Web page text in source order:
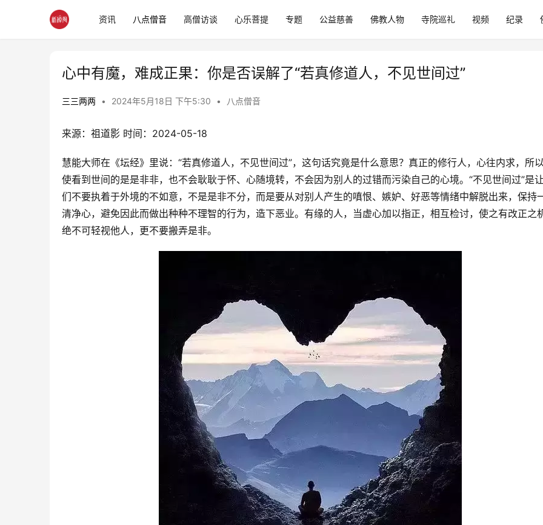
资讯 八点僧音 高僧访谈 心乐菩提 专题 公益慈善 佛教人物 寺院巡礼 视频 纪录
心中有魔，难成正果：你是否误解了“若真修道人，不见世间过”
三三两两 • 2024年5月18日 下午5:30 • 八点僧音
来源：祖道影 时间：2024-05-18
慧能大师在《坛经》里说：“若真修道人，不见世间过”，这句话究竟是什么意思？真正的修行人，心往内求，所
使看到世间的是是非非，也不会耿耿于怀、心随境转，不会因为别人的过错而污染自己的心境。“不见世间过”是
们不要执着于外境的不如意，不是是非不分，而是要从对别人产生的嗔恨、嫉妒、好恶等情绪中解脱出来，保持
清净心，避免因此而做出种种不理智的行为，造下恶业。有缘的人，当虚心加以指正，相互检讨，使之有改正之
绝不可轻视他人，更不要搬弄是非。